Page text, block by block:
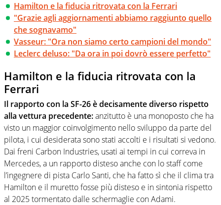
Hamilton e la fiducia ritrovata con la Ferrari
"Grazie agli aggiornamenti abbiamo raggiunto quello
che sognavamo"
Vasseur: "Ora non siamo certo campioni del mondo"
Leclerc deluso: "Da ora in poi dovrò essere perfetto"
Hamilton e la fiducia ritrovata con la
Ferrari
Il rapporto con la SF-26 è decisamente diverso rispetto
alla vettura precedente:anzitutto è una monoposto che ha
visto un maggior coinvolgimento nello sviluppo da parte del
pilota, i cui desiderata sono stati accolti e i risultati si vedono.
Dai freni Carbon Industries, usati ai tempi in cui correva in
Mercedes, a un rapporto disteso anche con lo staff come
l’ingegnere di pista Carlo Santi, che ha fatto sì che il clima tra
Hamilton e il muretto fosse più disteso e in sintonia rispetto
al 2025 tormentato dalle schermaglie con Adami.